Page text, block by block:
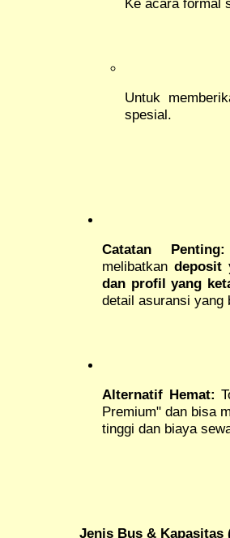
Untuk
spesial.
Catatan Penting:
melibatkandeposit
dan profil yang
detail asuransi yang
Alternatif Hemat:
Premium" dan bisa
tinggi dan biaya
Jenis Bus & Kapasitas